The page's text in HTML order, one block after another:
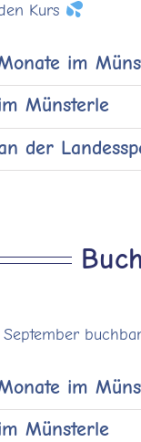
Kurs
im
Münsterle
der
September
im
Münsterle